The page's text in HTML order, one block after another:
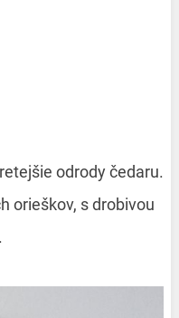
odrody čedaru.
orieškov, s drobivou